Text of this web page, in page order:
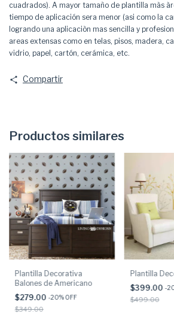
cuadrados). A mayor tamaño de plantilla màs
tiempo de aplicación sera menor (asi como la
logrando una aplicaciòn mas sencilla y
areas extensas como en telas, pisos, madera,
vidrio, papel, cartón, cerámica, etc.
Compartir
Productos similares
Plantilla Decorativa
Balones de Americano
$279.00 -20% OFF
$349.00
Plantilla
$399.00 -
$499.00